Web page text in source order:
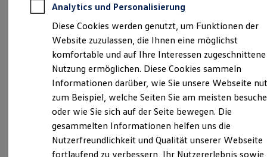
Für Privatkunden
Für Gewerbekunden
Profi Paket
TopDeal
Gebrauchtwagen
ProfiPartner für Gebrauchtwagen
Zertifizierte Gebrauchtwagen
Finanzierung
Für Privatkunden
Für Gewerbekunden
Leasing
Für Privatkunden
Für Gewerbekunden
Versicherungen & Garantien
Verantwortlich für die Inhalte auf dieser Seite ist die Volkswagen
Automobile Leipzig GmbH (Impressum & Rechtliches)
Merseburger Straße 200, 04178 Leipzig
Analytics und Personalisierung
Diese Cookies werden genutzt, um Funktionen der
Website zuzulassen, die Ihnen eine möglichst
komfortable und auf Ihre Interessen zugeschnittene
Nutzung ermöglichen. Diese Cookies sammeln
Informationen darüber, wie Sie unsere Webseite
zum Beispiel, welche Seiten Sie am meisten
oder wie Sie sich auf der Seite bewegen. Die
gesammelten Informationen helfen uns die
Nutzerfreundlichkeit und Qualität unserer Webseite
fortlaufend zu verbessern, Ihr Nutzererlebnis sowie